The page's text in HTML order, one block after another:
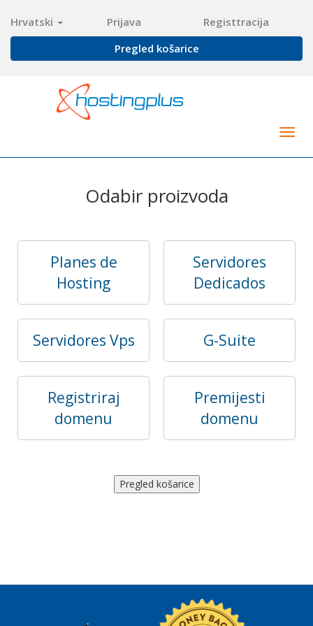
Hrvatski Prijava
Registtracija
Pregled košarice
Odabir proizvoda
Planes de
Hosting
Servidores
Dedicados
Servidores Vps G-Suite
Registriraj
domenu
Premijesti
domenu